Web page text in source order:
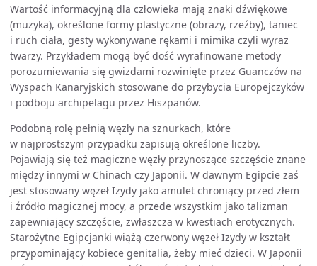
Wartość informacyjną dla człowieka mają znaki dźwiękowe
(muzyka), określone formy plastyczne (obrazy, rzeźby), taniec
i ruch ciała, gesty wykonywane rękami i mimika czyli wyraz
twarzy. Przykładem mogą być dość wyrafinowane metody
porozumiewania się gwizdami rozwinięte przez Guanczów na
Wyspach Kanaryjskich stosowane do przybycia Europejczyków
i podboju archipelagu przez Hiszpanów.
Podobną rolę pełnią węzły na sznurkach, które
w najprostszym przypadku zapisują określone liczby.
Pojawiają się też magiczne węzły przynoszące szczęście znane
między innymi w Chinach czy Japonii. W dawnym Egipcie zaś
jest stosowany węzeł Izydy jako amulet chroniący przed złem
i źródło magicznej mocy, a przede wszystkim jako talizman
zapewniający szczęście, zwłaszcza w kwestiach erotycznych.
Starożytne Egipcjanki wiążą czerwony węzeł Izydy w kształt
przypominający kobiece genitalia, żeby mieć dzieci. W Japonii